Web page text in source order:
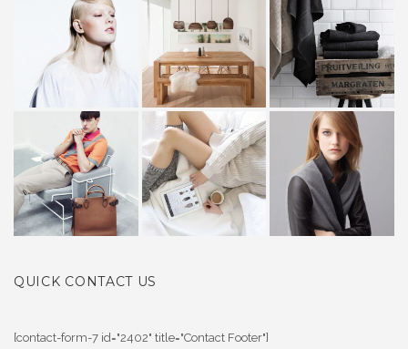
QUICK CONTACT US
[contact-form-7 id="2402" title="Contact Footer"]